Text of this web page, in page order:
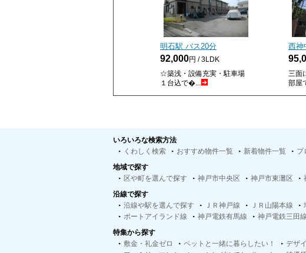
明石駅 バス20分
92,000円 / 3LDK
☆築浅・設備充実・駐車場
１台込で�...
西神
三面
部屋
いろいろな検索方法
くわしく検索
おすすめ物件一覧 新着物件一覧
プ
地域で探す
区や町を選んで探す
神戸市中央区 神戸市東灘区
沿線で探す
沿線や駅を選んで探す
ＪＲ神戸線 ＪＲ山陽本線
ポートアイランド線
神戸電鉄有馬線 神戸電鉄三田線
特集から探す
敷金・礼金ゼロ
ペットと一緒に暮らしたい！ デザ